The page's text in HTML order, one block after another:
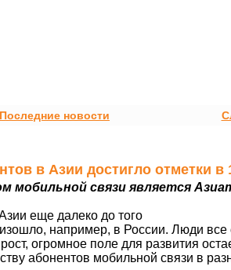
Последние новости
в Азии достигло отметки в
мобильной связи является
еще далеко до того
например, в России. Люди
огромное поле для развития
абонентов мобильной связи в